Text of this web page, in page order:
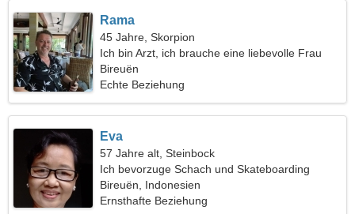
Rama
45 Jahre, Skorpion
Ich bin Arzt, ich brauche eine liebevolle Frau
Bireuën
Echte Beziehung
Eva
57 Jahre alt, Steinbock
Ich bevorzuge Schach und Skateboarding
Bireuën, Indonesien
Ernsthafte Beziehung